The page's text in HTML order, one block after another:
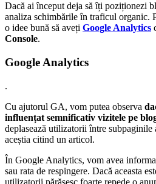
Dacă ai început deja să îți poziționezi
analiza schimbările în traficul organic.
o idee bună să aveți Google Analytics
Console.
Google Analytics
.
Cu ajutorul GA, vom putea observa
influențat semnificativ vizitele pe
deplasează utilizatorii între subpaginile
aceștia citind un articol.
În Google Analytics, vom avea
sau rata de respingere. Dacă aceasta
utilizatorii părăsesc foarte repede o